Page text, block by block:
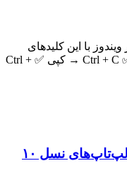
با این کلیدهای
میانبر، سرعت کارتون چند برابر میشه: ✅ Ctrl + C → کپی ✅ Ctrl +
مقایسه Dell Precision M4800 با لپ‌تاپ‌های نسل ۱۰